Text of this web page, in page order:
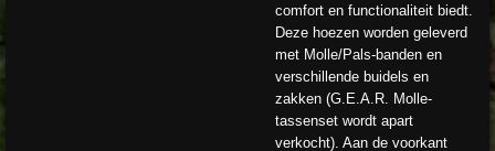
comfort en functionaliteit biedt.
Deze hoezen worden geleverd
met Molle/Pals-banden en
verschillende buidels en
zakken (G.E.A.R. Molle-
tassenset wordt apart
verkocht). Aan de voorkant